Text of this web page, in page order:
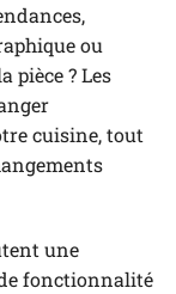
ou
pièce ? Les
cuisine, tout
une
fonctionnalité